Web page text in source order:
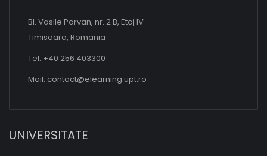
Bl. Vasile Parvan, nr. 2 B, Etaj IV
Timisoara, Romania
Tel: +40 256 403300
Mail: contact@elearning.upt.ro
UNIVERSITATE